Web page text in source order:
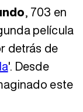
, 703 en
película
detrás de
'. Desde
este